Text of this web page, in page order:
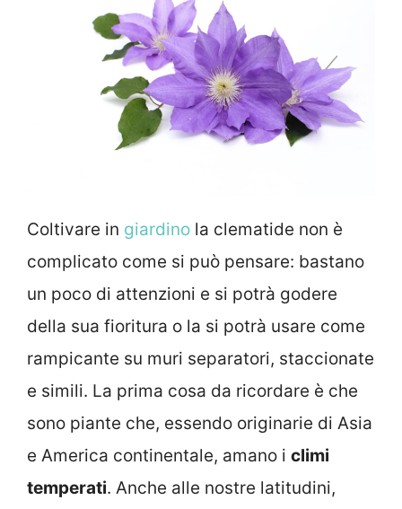
Coltivare in giardino la clematide non è
complicato come si può pensare: bastano
un poco di attenzioni e si potrà godere
della sua fioritura o la si potrà usare come
rampicante su muri separatori, staccionate
e simili. La prima cosa da ricordare è che
sono piante che, essendo originarie di Asia
e America continentale, amano i climi
temperati. Anche alle nostre latitudini,